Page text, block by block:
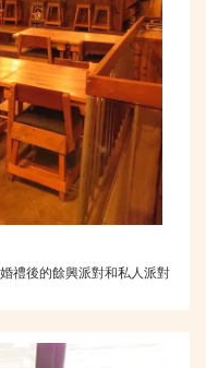
禮後的餘興派對和私人派對